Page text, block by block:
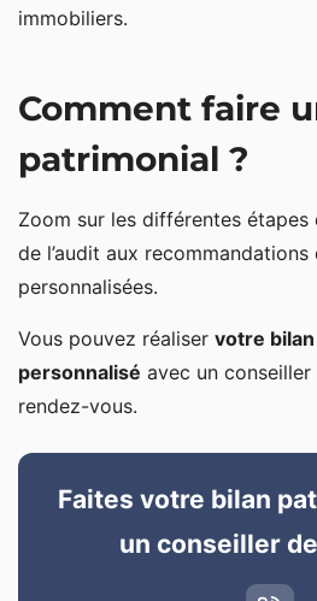
immobiliers.
Comment faire
patrimonial ?
Zoom sur les différentes étapes
de l’audit aux recommandations
personnalisées.
Vous pouvez réaliser votre
personnalisé avec un
rendez-vous.
Faites votre bilan
un conseiller